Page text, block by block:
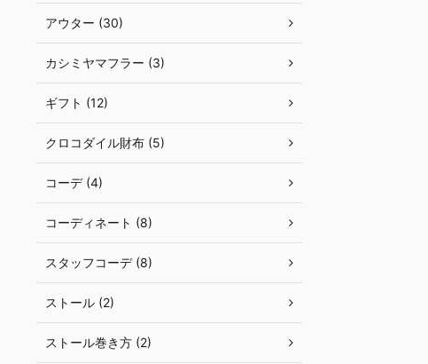
アウター (30)
カシミヤマフラー (3)
ギフト (12)
クロコダイル財布 (5)
コーデ (4)
コーディネート (8)
スタッフコーデ (8)
ストール (2)
ストール巻き方 (2)